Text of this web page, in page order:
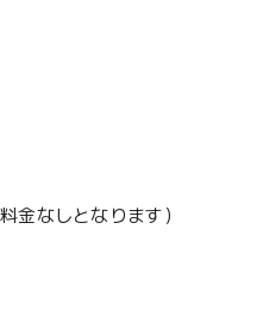
金なしとなります）